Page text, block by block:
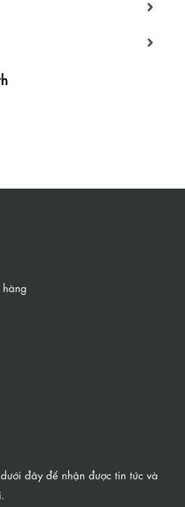
đây để nhận được tin tức và